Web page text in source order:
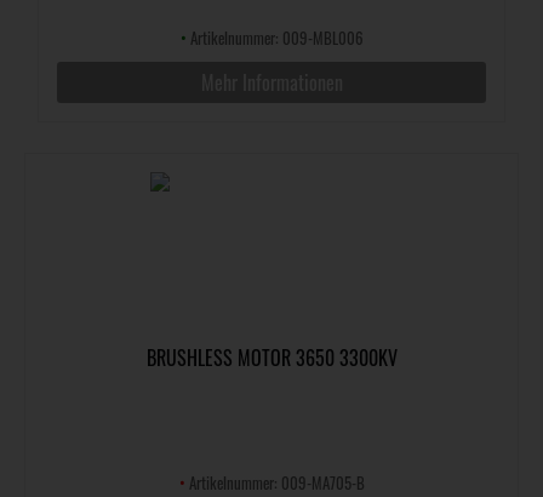
• Artikelnummer: 009-MBL006
BRUSHLESS MOTOR 3650 3300KV
• Artikelnummer: 009-MA705-B